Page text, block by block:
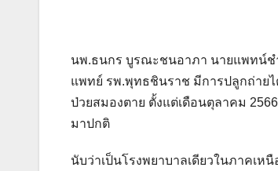
นพ.ธนกร บูรณะชนอาภา นายแพทน์
แพทย์ รพ.พุทธชินราช มีการปลูกถ่าย
ป่วยสมองตาย ตั้งแต่เดือนตุลาคม
มาปกติ
นับว่าเป็นโรงพยาบาลเดียวในภาคเห